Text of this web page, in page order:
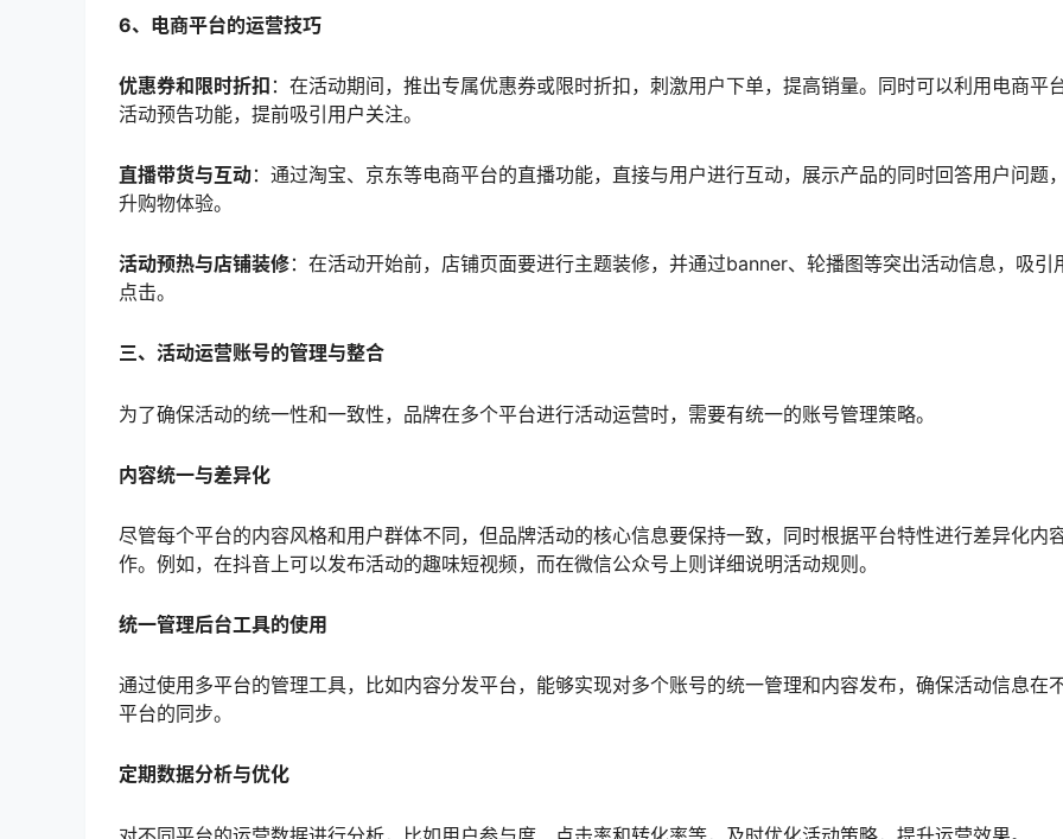
6、电商平台的运营技巧
优惠券和限时折扣 ：在活动期间，推出专属优惠券或限时折扣，刺激用户下单，提高销量。同时可以利用电商平
活动预告功能，提前吸引用户关注。
直播带货与互动：通过淘宝、京东等电商平台的直播功能，直接与用户进行互动，展示产品的同时回答用户问题
升购物体验。
活动预热与店铺装修：在活动开始前，店铺页面要进行主题装修，并通过banner、轮播图等突出活动信息，吸引
点击。
三、活动运营账号的管理与整合
为了确保活动的统一性和一致性，品牌在多个平台进行活动运营时，需要有统一的账号管理策略。
内容统一与差异化
尽管每个平台的内容风格和用户群体不同，但品牌活动的核心信息要保持一致，同时根据平台特性进行差异化内
作。例如，在抖音上可以发布活动的趣味短视频，而在微信公众号上则详细说明活动规则。
统一管理后台工具的使用
通过使用多平台的管理工具，比如内容分发平台，能够实现对多个账号的统一管理和内容发布，确保活动信息在
平台的同步。
定期数据分析与优化